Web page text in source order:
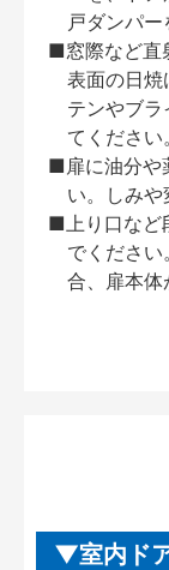
戸ダンパー
■窓際など直
表面の日焼
テンやブ
てください。
■扉に油分や
い。しみや
■上り口など
でくださ
合、扉本体
室内ド